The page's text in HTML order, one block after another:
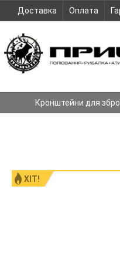
Доставка Оплата
Кронштейни для
ХІТ!